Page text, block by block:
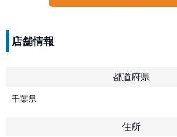
店舗情報
都道府県
千葉県
住所